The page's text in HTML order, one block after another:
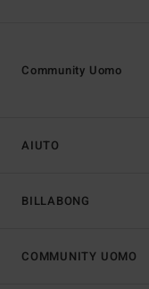
AIUTO
BILLABONG
Community Uomo
COMMUNITY UOMO